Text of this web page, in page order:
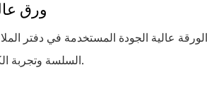
ورق
عالية الجودة المستخدمة في دفتر
السلسة وتجربة الكتابة المتميزة.